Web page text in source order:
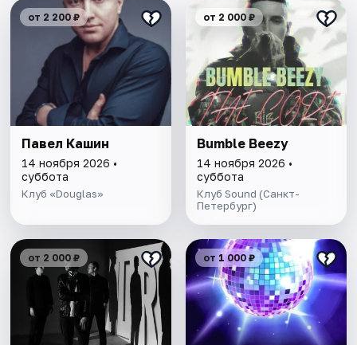
от 2 200 ₽
Павел Кашин
14 ноября 2026 •
суббота
Клуб «Douglas»
от 2 000 ₽
Bumble Beezy
14 ноября 2026 •
суббота
Клуб Sound (Санкт-
Петербург)
от 2 000 ₽ от 1 000 ₽